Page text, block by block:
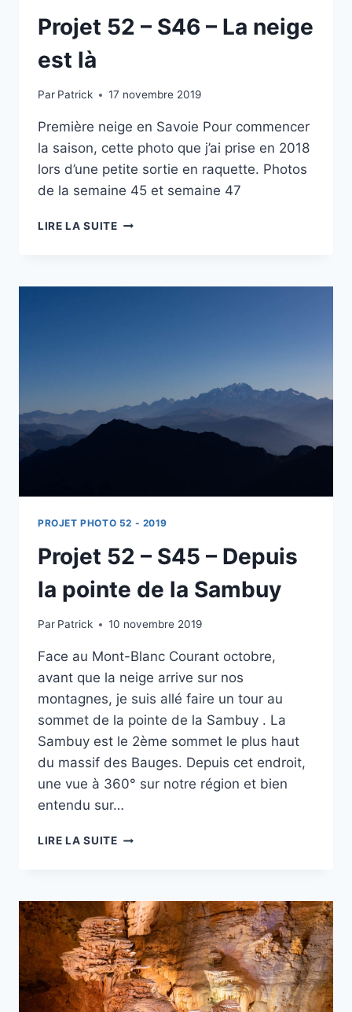
Projet 52 – S46 – La neige
est là
Par Patrick 17 novembre 2019
Première neige en Savoie Pour commencer
la saison, cette photo que j’ai prise en 2018
lors d’une petite sortie en raquette. Photos
de la semaine 45 et semaine 47
LIRE LA SUITEPROJET
–
PROJET PHOTO 52 - 2019
Projet 52 – S45 – Depuis
la pointe de la Sambuy
Par Patrick 10 novembre 2019
Face au Mont-Blanc Courant octobre,
avant que la neige arrive sur nos
montagnes, je suis allé faire un tour au
sommet de la pointe de la Sambuy . La
Sambuy est le 2ème sommet le plus haut
du massif des Bauges. Depuis cet endroit,
une vue à 360° sur notre région et bien
entendu sur…
LIRE LA SUITEPROJET
–
DEPUIS
LA
POINTE
DE
LA
SAMBUY